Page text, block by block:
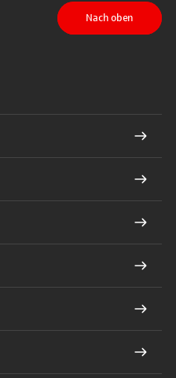
TikTokauf LinkedIn
Nach oben